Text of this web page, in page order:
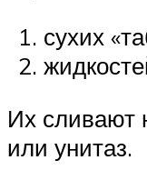
сухих
Их сливают
или унитаз.